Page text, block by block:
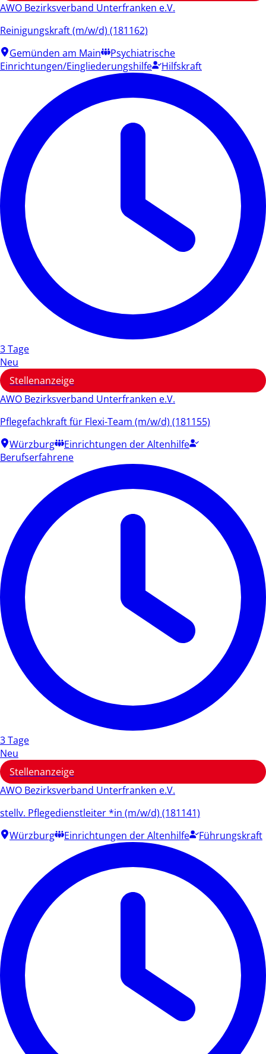
AWO Bezirksverband Unterfranken e.V.
Reinigungskraft (m/w/d) (181162)
Gemünden am Main
Psychiatrische
Einrichtungen/Eingliederungshilfe
Hilfskraft
3 Tage
Neu
Stellenanzeige
AWO Bezirksverband Unterfranken e.V.
Pflegefachkraft für Flexi-Team (m/w/d) (181155)
Würzburg
Einrichtungen der Altenhilfe
Berufserfahrene
3 Tage
Neu
Stellenanzeige
AWO Bezirksverband Unterfranken e.V.
stellv. Pflegedienstleiter *in (m/w/d) (181141)
Würzburg
Einrichtungen der Altenhilfe Führungskraft